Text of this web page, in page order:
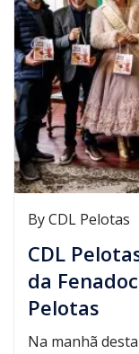
ByCDL Pelotas
CDL
da
Pelotas
Na manhã